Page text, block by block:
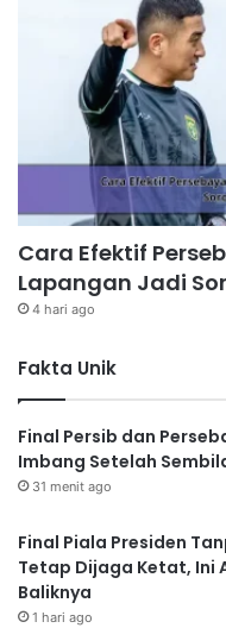
Cara Efektif
Lapangan Jadi
4 hari ago
Fakta Unik
Final Persib dan
Imbang Setelah
31 menit ago
Final Piala Presiden
Tetap Dijaga Ketat, Ini
Baliknya
1 hari ago